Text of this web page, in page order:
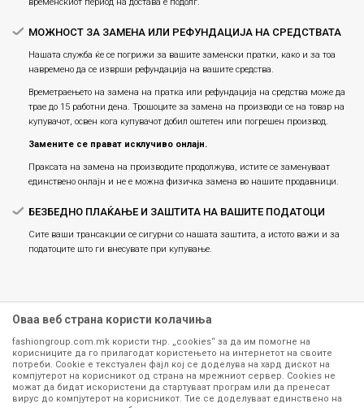
временскиот период на достава е подолг.
МОЖНОСТ ЗА ЗАМЕНА ИЛИ РЕФУНДАЦИЈА НА СРЕДСТВАТА
Нашата служба ќе се погрижи за вашите заменски пратки, како и за тоа
навремено да се изврши рефундација на вашите средства.
Времетраењето на замена на пратка или рефундацијa на средства може да
трае до 15 работни дена. Трошоците за замена на производи се на товар на
купувачот, освен кога купувачот добил оштетен или погрешен производ.
Замените се прават исклучиво онлајн.
Праксата на замена на производите продолжува, истите се заменуваат
единствено онлајн и не е можна физичка замена во нашите продавници.
БЕЗБЕДНО ПЛАЌАЊЕ И ЗАШТИТА НА ВАШИТЕ ПОДАТОЦИ
Сите ваши трансакции се сигурни со нашата заштита, а истото важи и за
податоците што ги внесувате при купување.
Сите информации околу производите кои се изложени на нашата
Оваа веб страна користи колачиња
fashiongroup.com.mk користи тнр. „cookies“ за да им помогне на
корисниците да го прилагодат користењето на интернетот на своите
потреби. Cookie е текстуален фајл кој се доделува на хард дискот на
компјутерот на корисникот од страна на мрежниот сервер. Cookies не
можат да бидат искористени да стартуваат програм или да пренесат
вирус до компјутерот на корисникот. Тие се доделуваат единствено на